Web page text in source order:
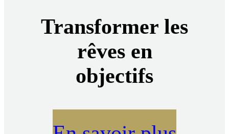
Transformer les
rêves en
objectifs